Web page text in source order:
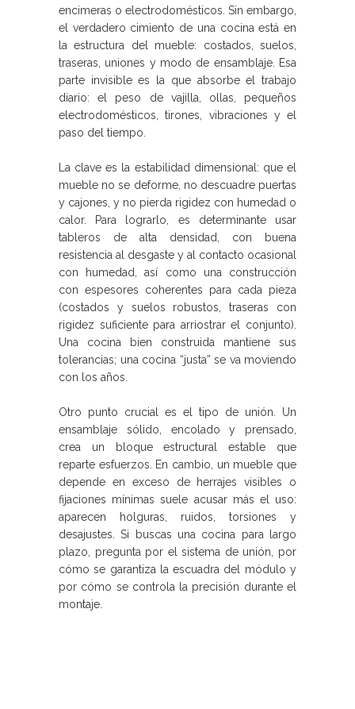
encimeras o electrodomésticos. Sin embargo,
el verdadero cimiento de una cocina está en
la estructura del mueble: costados, suelos,
traseras, uniones y modo de ensamblaje. Esa
parte invisible es la que absorbe el trabajo
diario: el peso de vajilla, ollas, pequeños
electrodomésticos, tirones, vibraciones y el
paso del tiempo.
La clave es la estabilidad dimensional: que el
mueble no se deforme, no descuadre puertas
y cajones, y no pierda rigidez con humedad o
calor. Para lograrlo, es determinante usar
tableros de alta densidad, con buena
resistencia al desgaste y al contacto ocasional
con humedad, así como una construcción
con espesores coherentes para cada pieza
(costados y suelos robustos, traseras con
rigidez suficiente para arriostrar el conjunto).
Una cocina bien construida mantiene sus
tolerancias; una cocina “justa” se va moviendo
con los años.
Otro punto crucial es el tipo de unión. Un
ensamblaje sólido, encolado y prensado,
crea un bloque estructural estable que
reparte esfuerzos. En cambio, un mueble que
depende en exceso de herrajes visibles o
fijaciones mínimas suele acusar más el uso:
aparecen holguras, ruidos, torsiones y
desajustes. Si buscas una cocina para largo
plazo, pregunta por el sistema de unión, por
cómo se garantiza la escuadra del módulo y
por cómo se controla la precisión durante el
montaje.